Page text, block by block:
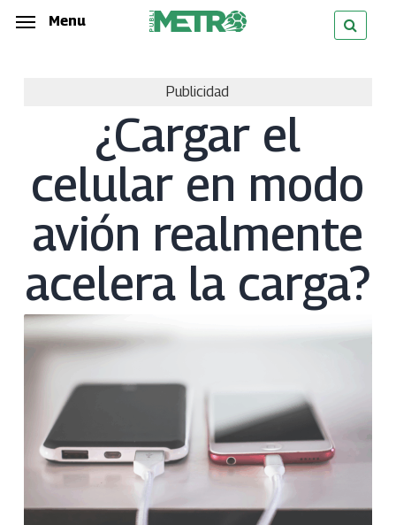
Skip
Menu
Publicidad
¿Cargar el
celular en modo
avión realmente
acelera la carga?
Menu